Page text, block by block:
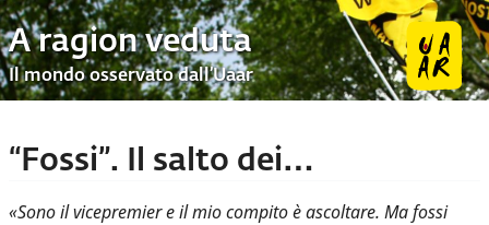
A ragion veduta
Il mondo osservato dall’Uaar
“Fossi”. Il salto dei…
«Sono il vicepremier e il mio compito è ascoltare. Ma fossi